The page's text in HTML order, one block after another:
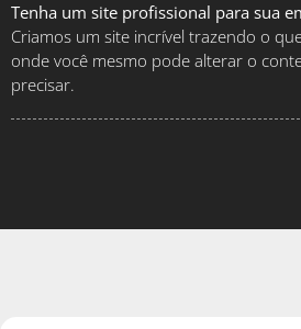
Tenha um site profissional para sua
Criamos um site incrível trazendo o
onde você mesmo pode alterar o
precisar.